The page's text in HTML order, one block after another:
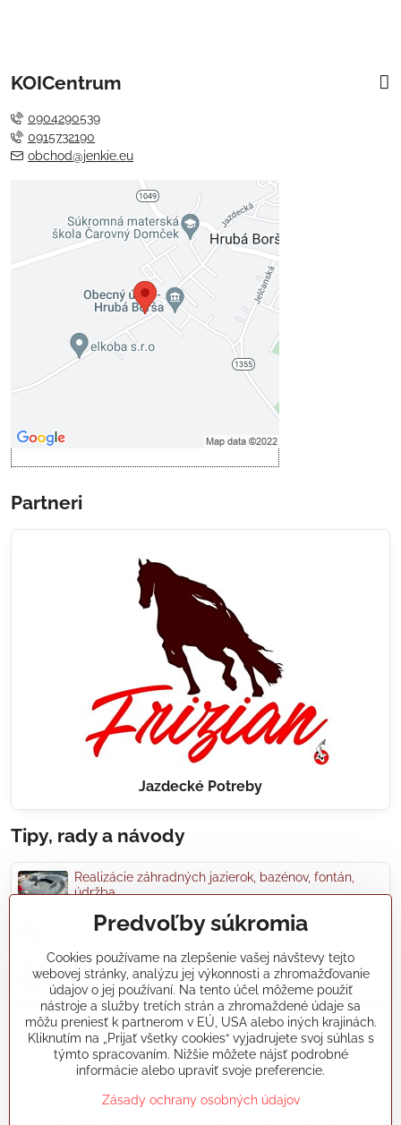
KOICentrum
0904290539
0915732190
obchod@jenkie.eu
Externý obsah je blokovaný
Voľbami súkromia
Prajete si načítať externý obsah?
Povoliť tentokrát
Povoliť a zapamätať - súhlas s
Partneri
Jazdecké Potreby
Tipy, rady a návody
Realizácie záhradných jazierok, bazénov, fontán,
údržba...
Články a blogy
Rady a návody
koikapre/?ref=hl
©2026Copyright
Predvoľby súkromia
Cookies používame na zlepšenie vašej návštevy tejto
webovej stránky, analýzu jej výkonnosti a zhromažďovanie
údajov o jej používaní. Na tento účel môžeme použiť
nástroje a služby tretích strán a zhromaždené údaje sa
môžu preniesť k partnerom v EÚ, USA alebo iných krajinách.
Kliknutím na „Prijať všetky cookies“ vyjadrujete svoj súhlas s
týmto spracovaním. Nižšie môžete nájsť podrobné
informácie alebo upraviť svoje preferencie.
Zásady ochrany osobných údajov